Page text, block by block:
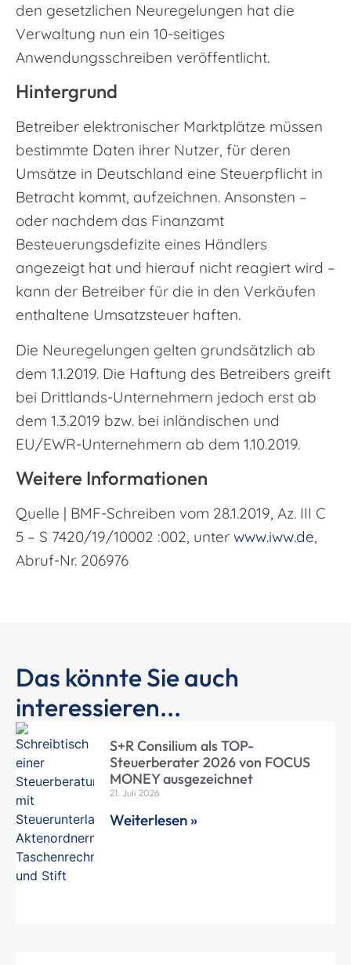
den gesetzlichen Neuregelungen hat die
Verwaltung nun ein 10-seitiges
Anwendungsschreiben veröffentlicht.
Hintergrund
Betreiber elektronischer Marktplätze müssen
bestimmte Daten ihrer Nutzer, für deren
Umsätze in Deutschland eine Steuerpflicht in
Betracht kommt, aufzeichnen. Ansonsten –
oder nachdem das Finanzamt
Besteuerungsdefizite eines Händlers
angezeigt hat und hierauf nicht reagiert wird –
kann der Betreiber für die in den Verkäufen
enthaltene Umsatzsteuer haften.
Die Neuregelungen gelten grundsätzlich ab
dem 1.1.2019. Die Haftung des Betreibers greift
bei Drittlands-Unternehmern jedoch erst ab
dem 1.3.2019 bzw. bei inländischen und
EU/EWR-Unternehmern ab dem 1.10.2019.
Weitere Informationen
Quelle | BMF-Schreiben vom 28.1.2019, Az. III C
5 – S 7420/19/10002 :002, unter www.iww.de,
Abruf-Nr. 206976
Das könnte Sie auch
interessieren...
S+R Consilium als TOP-
Steuerberater 2026 von FOCUS
MONEY ausgezeichnet
21. Juli 2026
Weiterlesen »